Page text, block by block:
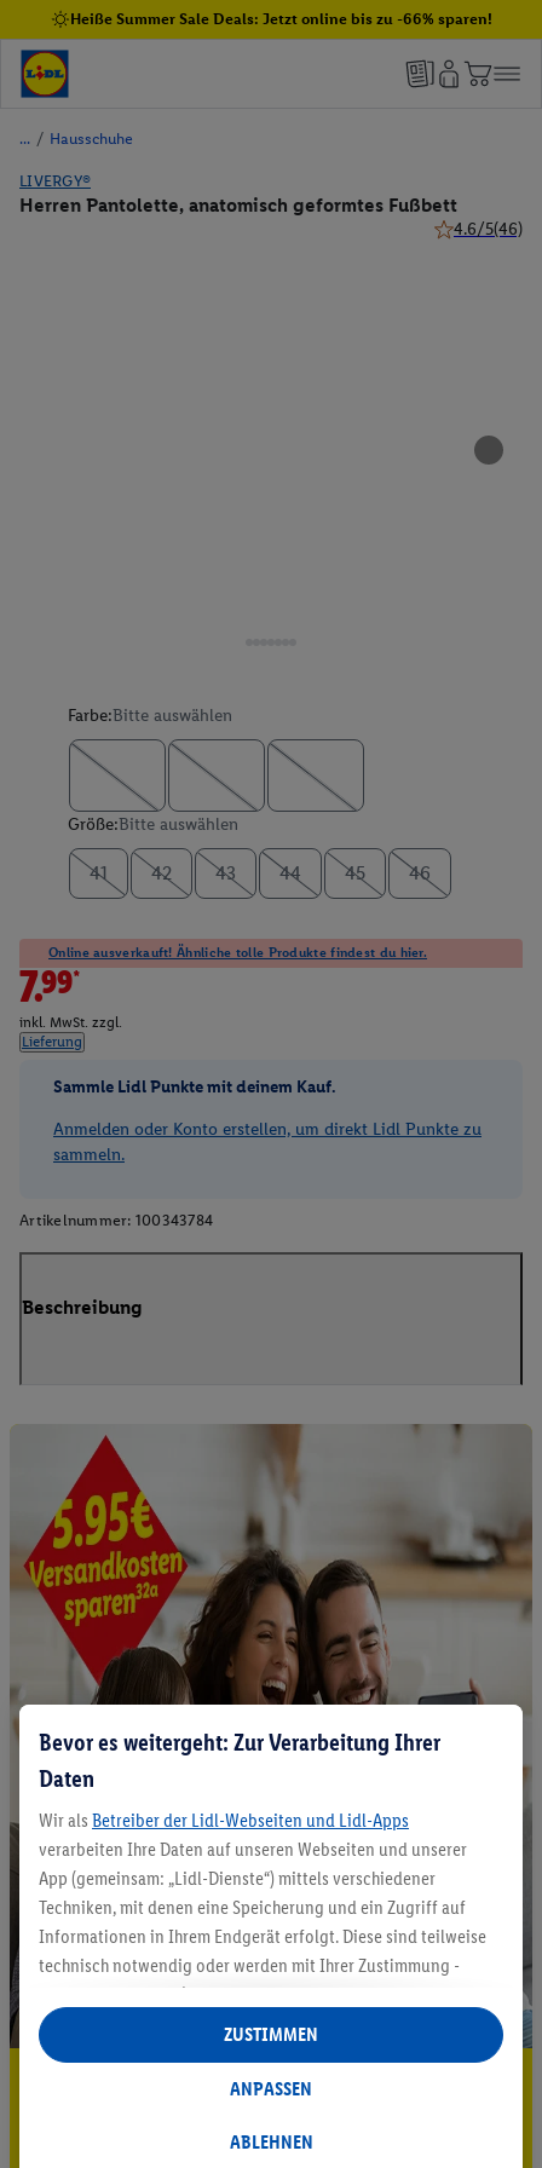
Heiße Summer Sale Deals: Jetzt online bis zu -66% sparen!
/ Hausschuhe
LIVERGY®
Herren Pantolette, anatomisch geformtes Fußbett
4.6/5(46)
Farbe:Bitte auswählen
Größe:Bitte auswählen
41 42 43 44 45 46
Online ausverkauft! Ähnliche tolle Produkte findest du hier.
7.99*
inkl. MwSt. zzgl.
Lieferung
Sammle Lidl Punkte mit deinem Kauf.
Anmelden oder Konto erstellen, um direkt Lidl Punkte zu
sammeln.
Artikelnummer: 100343784
Beschreibung
5.95 € Versand sparen³²ᵃ
Bevor es weitergeht: Zur Verarbeitung Ihrer
Daten
Wir als Betreiber der Lidl-Webseiten und Lidl-Apps
verarbeiten Ihre Daten auf unseren Webseiten und unserer
App (gemeinsam: „Lidl-Dienste“) mittels verschiedener
Techniken, mit denen eine Speicherung und ein Zugriff auf
Informationen in Ihrem Endgerät erfolgt. Diese sind teilweise
technisch notwendig oder werden mit Ihrer Zustimmung -
auch durch Partner (u.a.
Verantwortliche; im Zusammenhang mit dem IAB TCF
insgesamt
Statistik-Erstellung oder für personalisierte Werbung
Datenverarbeitungen für personalisierte Werbung werden
ABLEHNEN
ANPASSEN
ZUSTIMMEN